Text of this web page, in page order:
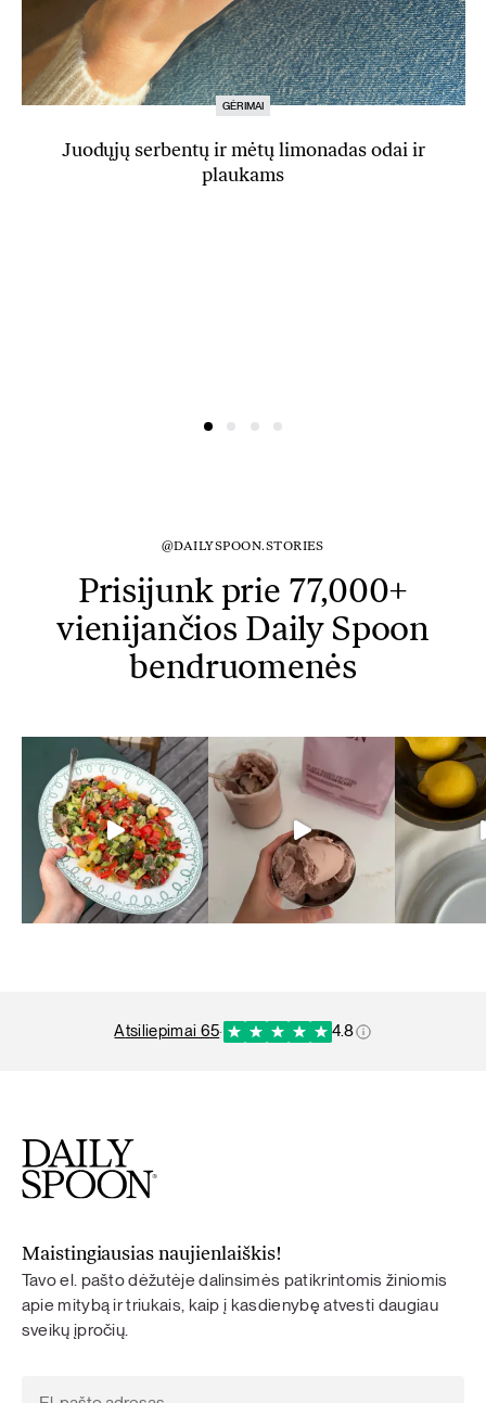
GĖRIMAI
Juodųjų serbentų ir mėtų limonadas odai ir
plaukams
@DAILYSPOON.STORIES
Prisijunk prie 77,000+
vienijančios Daily Spoon
bendruomenės
atsiliepimai 65· 4.8
Maistingiausias naujienlaiškis!
Tavo el. pašto dėžutėje dalinsimės patikrintomis žiniomis
apie mitybą ir triukais, kaip į kasdienybę atvesti daugiau
sveikų įpročių.